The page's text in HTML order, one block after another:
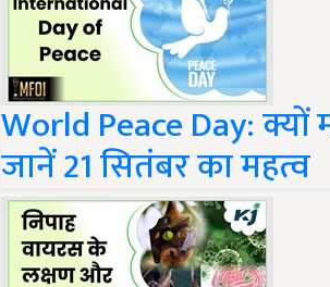
World Peace Day: क्यों
जानें 21 सितंबर का महत्व